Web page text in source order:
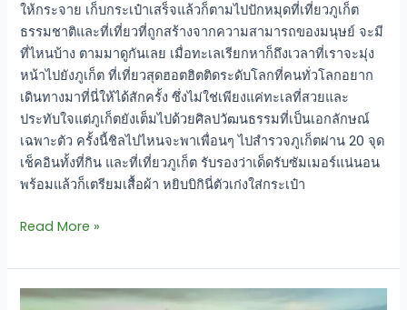
ให้กระจาย เก็บกระเป๋าเสร็จแล้วก็ตามไปปักหมุดที่เที่ยวภูเก็ต
ธรรมชาติและที่เที่ยวที่ถูกสร้างจากความสามารถของมนุษย์ จะมี
ที่ไหนบ้าง ตามมาดูกันเลย เมื่อทะเลเรียกหาก็ถึงเวลาที่เราจะมุ่ง
หน้าไปยังภูเก็ต ที่เที่ยวสุดฮอตฮิตติดระดับโลกที่คนทั่วโลกอยาก
เดินทางมาที่นี่ให้ได้สักครั้ง ซึ่งไม่ใช่เพียงแค่ทะเลที่สวยและ
ประทับใจแต่ภูเก็ตยังเต็มไปด้วยศิลปวัฒนธรรมที่เป็นเอกลักษณ์
เฉพาะตัว ครั้งนี้ชิลไปไหนจะพาเพื่อนๆ ไปสำรวจภูเก็ตผ่าน 20 จุด
เช็คอินทั้งที่กิน และที่เที่ยวภูเก็ต รับรองว่าเด็ดรับซัมเมอร์แน่นอน
พร้อมแล้วก็เตรียมเสื้อผ้า หยิบบิกินี่ตัวเก่งใส่กระเป๋า
Read More »
จุด